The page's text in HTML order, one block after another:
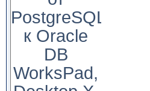
PostgreSQL
к Oracle
DB
WorksPad,